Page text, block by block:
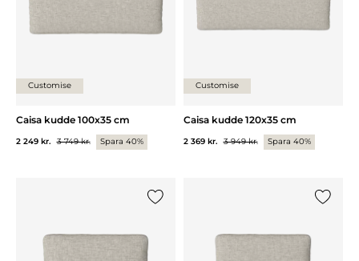
Customise
Caisa kudde 100x35 cm
2 249 kr. 3 749 kr. Spara 40%
Customise
Caisa kudde 120x35 cm
2 369 kr. 3 949 kr. Spara 40%